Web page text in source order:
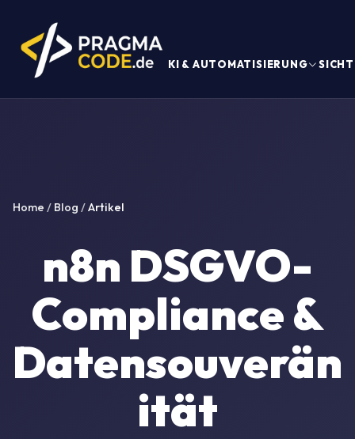
KI & AUTOMATISIERUNG
Home / Blog /Artikel
n8n DSGVO-
Compliance &
Datensouverän
ität